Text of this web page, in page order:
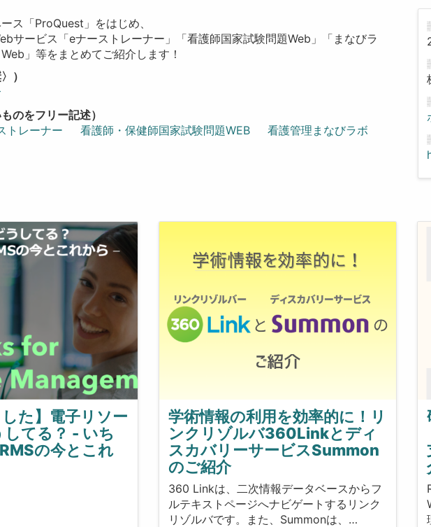
ス「ProQuest」をはじめ、
サービス「eナーストレーナー」「看護師国家試験問題Web」「まなびラ
」等をまとめてご紹介します！
）
のをフリー記述）
トレーナー 看護師・保健師国家試験問題WEB
看護管理まなびラボ
た】電子リソー
てる？ - いち
の今とこれ
学術情報の利用を効率的に！リ
ンクリゾルバ360Linkとディ
スカバリーサービスSummon
のご紹介
360 Linkは、二次情報データベースからフ
ルテキストページへナビゲートするリンク
リゾルバです。また、Summonは、…